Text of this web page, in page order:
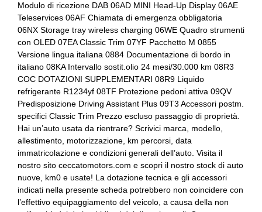
Radar
Radio dab
Regolatore di velocità - cruise control
Sensori di pioggia
Serbatoio carburante maggiorato
Sistema di chiamata d'emergenza
Sistema di navigazione
Sistema di riconoscimento stanchezza guidatore
Sospensioni
Fari a led
Fissaggi isofix
Illuminazione abitacolo
Indicatore pressione pneumatici
Interni in pelle e tessuto
Interni personalizzazione colori
Kit emergenza
Kit riparazione pneumatici / tirefit
Maniglie delle portiere integrate nella carrozzeria
Modulo di ricezione DAB 06AD MINI Head-Up Display 06AE
Teleservices 06AF Chiamata di emergenza obbligatoria
06NX Storage tray wireless charging 06WE Quadro strumenti
con OLED 07EA Classic Trim 07YF Pacchetto M 0855
Versione lingua italiana 0884 Documentazione di bordo in
italiano 08KA Intervallo sostit.olio 24 mesi/30.000 km 08R3
COC DOTAZIONI SUPPLEMENTARI 08R9 Liquido
refrigerante R1234yf 08TF Protezione pedoni attiva 09QV
Predisposizione Driving Assistant Plus 09T3 Accessori postm.
specifici Classic Trim Prezzo escluso passaggio di proprietà.
Hai un’auto usata da rientrare? Scrivici marca, modello,
allestimento, motorizzazione, km percorsi, data
immatricolazione e condizioni generali dell’auto. Visita il
nostro sito ceccatomotors.com e scopri il nostro stock di auto
nuove, km0 e usate! La dotazione tecnica e gli accessori
indicati nella presente scheda potrebbero non coincidere con
l’effettivo equipaggiamento del veicolo, a causa della non